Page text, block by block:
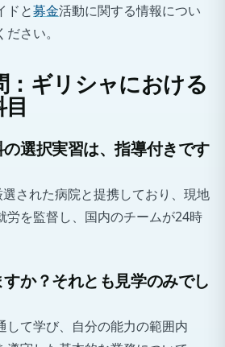
ドと募金活動に関する情報につい
さい。
：ギリシャにおける
選択実習は、指導付きです
された病院と提携しており、現地
労を監督し、国内のチームが24時
か？それとも見学のみでし
して学び、自分の能力の範囲内